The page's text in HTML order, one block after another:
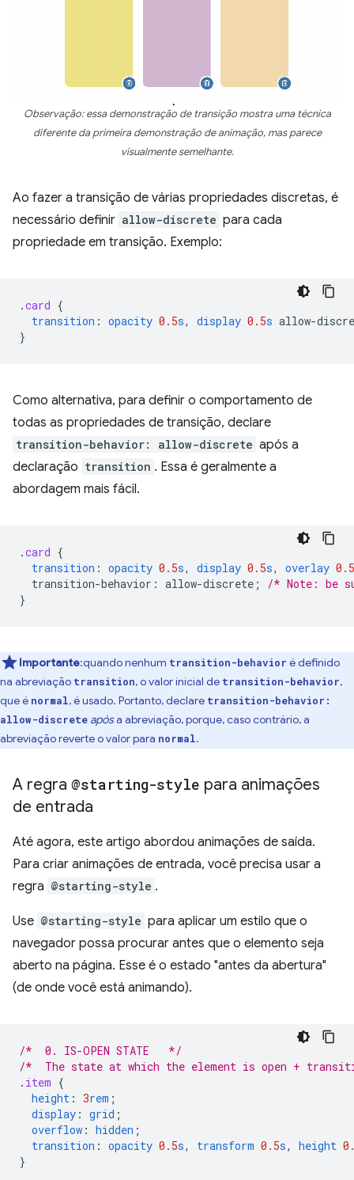
Observação: essa demonstração de transição mostra uma técnica
diferente da primeira demonstração de animação, mas parece
visualmente semelhante.
Ao fazer a transição de várias propriedades discretas, é
necessário definir allow-discrete para cada
propriedade em transição. Exemplo:
.card {
transition : opacity 0.5s, display 0.5s allow-
}
Como alternativa, para definir o comportamento de
todas as propriedades de transição, declare
transition-behavior: allow-discrete após a
declaração transition . Essa é geralmente a
abordagem mais fácil.
.card {
transition : opacity 0.5s, display 0.5s, overlay 0.5
transition-behavior : allow-discrete ;
/* Note: be
}
Importante:quando nenhum transition-behavior é definido
na abreviação transition, o valor inicial de transition-behavior,
que é normal, é usado. Portanto, declare transition-behavior:
allow-discrete apósa abreviação, porque, caso contrário, a
abreviação reverte o valor para normal.
A regra @starting-style para animações
de entrada
Até agora, este artigo abordou animações de saída.
Para criar animações de entrada, você precisa usar a
regra @starting-style .
Use @starting-style para aplicar um estilo que o
navegador possa procurar antes que o elemento seja
aberto na página. Esse é o estado "antes da abertura"
(de onde você está animando).
/*  0. IS-OPEN STATE   */
/*  The state at which the element is open +
. item {
height : 3rem ;
display : grid ;
overflow : hidden ;
transition : opacity 0.5s, transform 0.5s, height
}